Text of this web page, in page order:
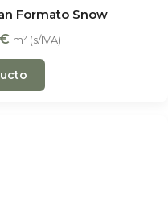
Formato Snow
€ m² (s/IVA)